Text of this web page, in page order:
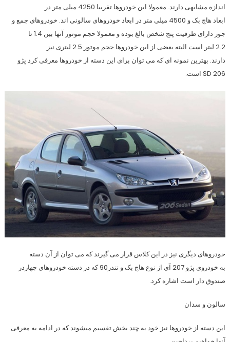
اندازه مشابهی دارند. معمولا این خودروها تقریبا 4250 میلی متر در
ابعاد هاچ بک و 4500 میلی متر در ابعاد خودروهای سالونی اند. خودروهای جمع و
جور دارای ظرفیت پنج شخص بالغ بوده و معمولا حجم موتور آنها بین 1.4 تا
2.2 لیتر است البته بعضی از این خودروها حجم موتور 2.5 لیتری نیز
دارند. بهترین نمونه ای که می توان برای این دسته از خودروها معرفی کرد پژو
206 SD است.
خودروهای دیگری نیز در این کلاس قرار می گیرند که می توان از آن دسته
به خودروی پژو 207 آی از نوع هاچ بک و تندر90 که در دسته خودروهای چهاردر
صندوق دار است اشاره کرد.
سالون و سدان
این دسته از خودروها نیز خود به چند بخش تقسیم میشوند که در ادامه به معرفی